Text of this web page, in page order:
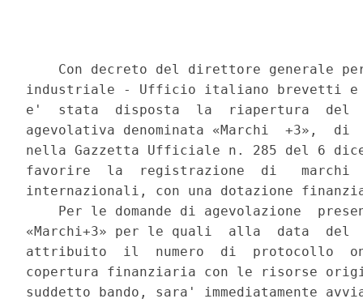
Con decreto del direttore generale
industriale - Ufficio italiano brevetti e
e'  stata  disposta  la  riapertura  del
agevolativa denominata «Marchi  +3»,
nella Gazzetta Ufficiale n. 285 del 6
favorire  la  registrazione  di   marchi
internazionali, con una dotazione
Per le domande di agevolazione
«Marchi+3» per le quali  alla  data  del
attribuito  il  numero  di  protocollo
copertura finanziaria con le risorse
suddetto bando, sara'